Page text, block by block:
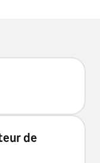
de